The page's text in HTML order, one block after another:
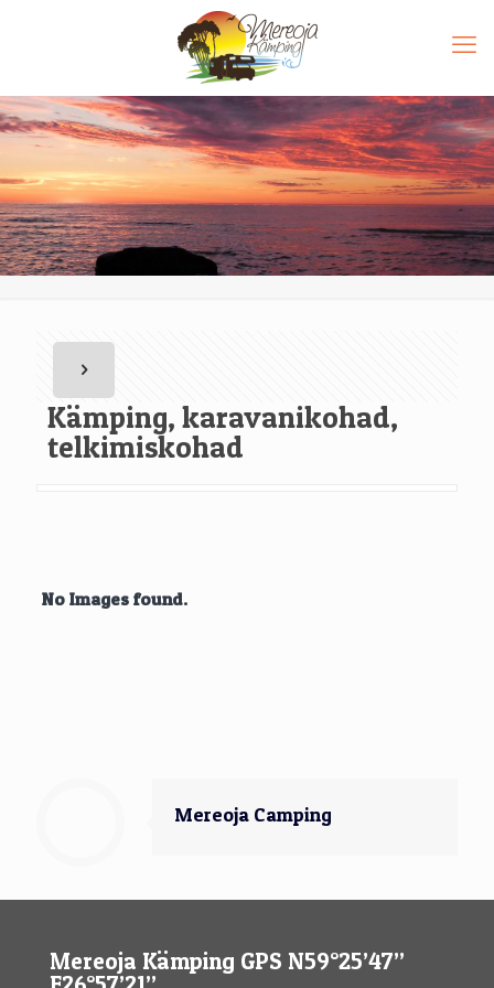
Kämping, karavanikohad,
telkimiskohad
No Images found.
Mereoja Camping
Mereoja Kämping GPS N59°25’47’’